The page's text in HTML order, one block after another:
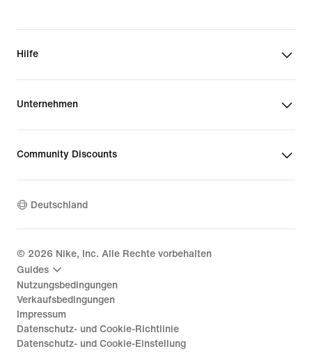
Hilfe
Unternehmen
Community Discounts
Deutschland
© 2026 Nike, Inc. Alle Rechte vorbehalten
Guides
Nutzungsbedingungen
Verkaufsbedingungen
Impressum
Datenschutz- und Cookie-Richtlinie
Datenschutz- und Cookie-Einstellung